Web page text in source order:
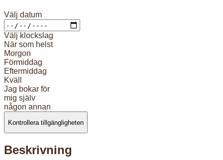
Välj datum
Välj klockslag
När som helst
Morgon
Förmiddag
Eftermiddag
Kväll
Jag bokar för
mig själv
någon annan
Kontrollera tillgängligheten
Beskrivning